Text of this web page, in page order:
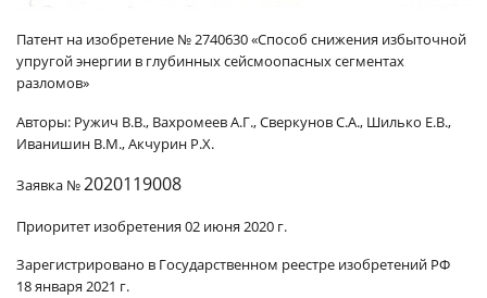
Патент на изобретение № 2740630 «Способ снижения избыточной
упругой энергии в глубинных сейсмоопасных сегментах
разломов»
Авторы: Ружич В.В., Вахромеев А.Г., Сверкунов С.А., Шилько Е.В.,
Иванишин В.М., Акчурин Р.Х.
Заявка №2020119008
Приоритет изобретения 02 июня 2020 г.
Зарегистрировано в Государственном реестре изобретений РФ
18 января 2021 г.